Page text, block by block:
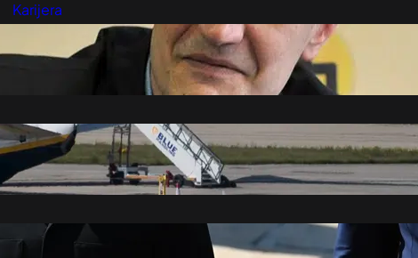
Karijera